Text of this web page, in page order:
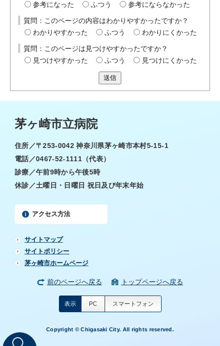
参考になった
ふつう 参考にならなかった
質問：このページの内容はわかりやすかったですか？
わかりやすかった
ふつう わかりにくかった
質問：このページは見つけやすかったですか？
見つけやすかった
ふつう 見つけにくかった
送信
茅ヶ崎市立病院
住所／〒253-0042 神奈川県茅ヶ崎市本村5-15-1
電話／0467-52-1111（代表）
診療／午前9時から午後5時
休診／土曜日・日曜日 祝日及び年末年始
アクセス方法
サイトマップ
サイトポリシー
茅ヶ崎市ホームページ
前のページへ戻る トップページへ戻る
表示 PC スマートフォン
Copyright © Chigasaki City. All rights reserved.